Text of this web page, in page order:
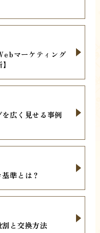
マーケティング
広く見せる事例
準とは？
と交換方法